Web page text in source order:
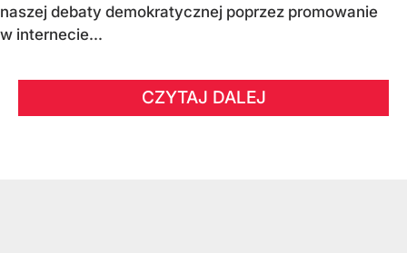
naszej debaty demokratycznej poprzez promowanie
w internecie...
CZYTAJ DALEJ